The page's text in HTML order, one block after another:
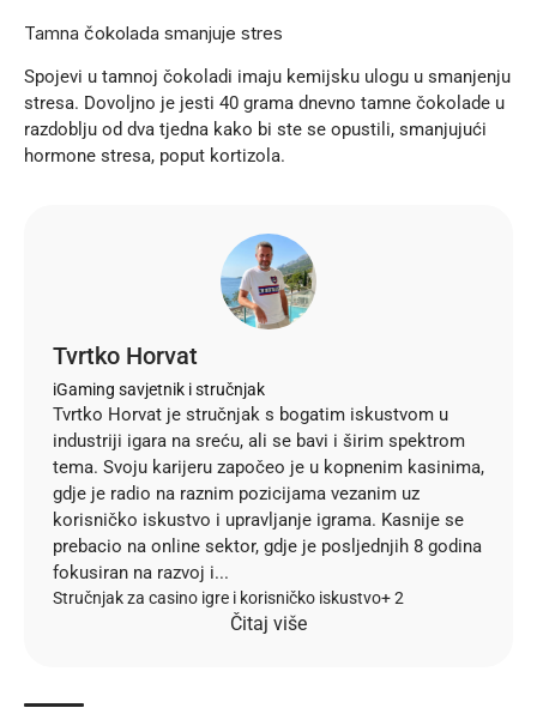
Tamna čokolada smanjuje stres
Spojevi u tamnoj čokoladi imaju kemijsku ulogu u smanjenju
stresa. Dovoljno je jesti 40 grama dnevno tamne čokolade u
razdoblju od dva tjedna kako bi ste se opustili, smanjujući
hormone stresa, poput kortizola.
Tvrtko Horvat
iGaming savjetnik i stručnjak
Tvrtko Horvat je stručnjak s bogatim iskustvom u
industriji igara na sreću, ali se bavi i širim spektrom
tema. Svoju karijeru započeo je u kopnenim kasinima,
gdje je radio na raznim pozicijama vezanim uz
korisničko iskustvo i upravljanje igrama. Kasnije se
prebacio na online sektor, gdje je posljednjih 8 godina
fokusiran na razvoj i...
Stručnjak za casino igre i korisničko iskustvo+ 2
Čitaj više